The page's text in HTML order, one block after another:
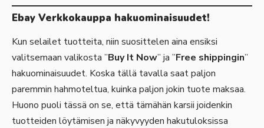
Ebay Verkkokauppa hakuominaisuudet!
Kun selailet tuotteita, niin suosittelen aina ensiksi
valitsemaan valikosta ”Buy It Now” ja ”Free shippingin”
hakuominaisuudet. Koska tällä tavalla saat paljon
paremmin hahmoteltua, kuinka paljon jokin tuote maksaa.
Huono puoli tässä on se, että tämähän karsii joidenkin
tuotteiden löytämisen ja näkyvyyden hakutuloksissa